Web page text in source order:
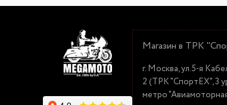
Магазин в ТРК
г. Москва, ул.5-я
2 (ТРК "СпортЕХ", 3
метро